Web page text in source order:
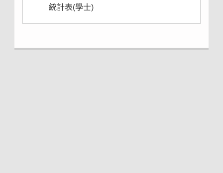
統計表(學士)